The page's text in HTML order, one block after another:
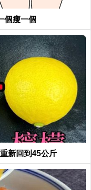
個瘦一個
新回到45公斤